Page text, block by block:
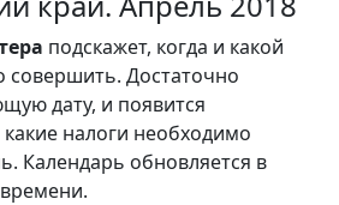
подскажет, когда и какой
совершить. Достаточно
дату, и появится
налоги необходимо
Календарь обновляется в